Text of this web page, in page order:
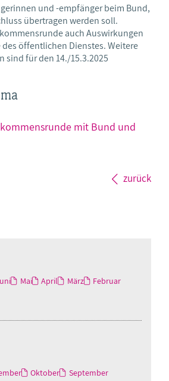
und -empfänger beim Bund,
übertragen werden soll.
auch Auswirkungen
öffentlichen Dienstes. Weitere
sind für den 14./15.3.2025
mit Bund und
zurück
Mai April März
Februar
Oktober
September